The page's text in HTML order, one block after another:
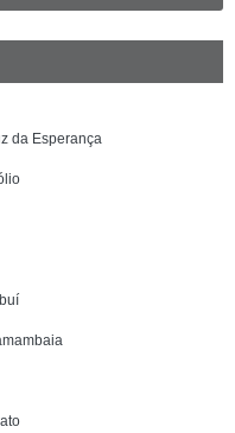
da Esperança